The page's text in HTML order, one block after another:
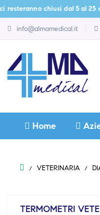
chiusi dal 5 al 25
info@almamedical.it
Home
VETERINARIA
TERMOMETRI